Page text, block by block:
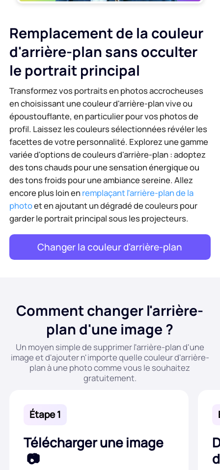
Remplacement de la couleur
d'arrière-plan sans occulter
le portrait principal
Transformez vos portraits en photos accrocheuses
en choisissant une couleur d'arrière-plan vive ou
époustouflante, en particulier pour vos photos de
profil. Laissez les couleurs sélectionnées révéler les
facettes de votre personnalité. Explorez une gamme
variée d'options de couleurs d'arrière-plan : adoptez
des tons chauds pour une sensation énergique ou
des tons froids pour une ambiance sereine. Allez
encore plus loin enremplaçant l'arrière-plan de la
photoet en ajoutant un dégradé de couleurs pour
garder le portrait principal sous les projecteurs.
Changer la couleur d'arrière-plan
Comment changer l'arrière-
plan d'une image ?
Un moyen simple de supprimer l'arrière-plan d'une
image et d'ajouter n'importe quelle couleur d'arrière-
plan à une photo comme vous le souhaitez
gratuitement.
Étape 1
Télécharger une image